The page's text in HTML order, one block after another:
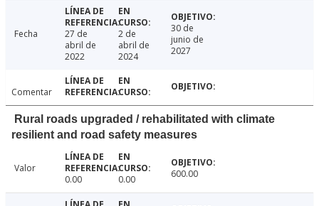
Fecha
27 de
abril de
2022
2 de
abril de
2024
30 de
junio de
2027
Comentar
Rural roads upgraded / rehabilitated with climate
resilient and road safety measures
Valor
0.00
0.00 600.00